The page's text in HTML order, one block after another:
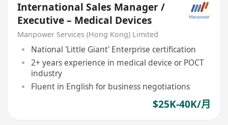
International Sales Manager /
Executive – Medical Devices
Manpower Services (Hong Kong) Limited
National 'Little Giant' Enterprise certification
2+ years experience in medical device or POCT
industry
Fluent in English for business negotiations
$25K-40K/月